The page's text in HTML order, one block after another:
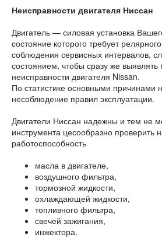
Неисправности двигателя Ниссан
Двигатель — силовая установка
состояние которого требует
соблюдения сервисных интервалов,
состоянием, чтобы сразу же
неисправности двигателя Nissan.
По статистике основными причинами
несоблюдение правил эксплуатации.
Двигатели Ниссан надежны и тем не
инструмента цесообразно проверить
работоспособность
масла в двигателе,
воздушного фильтра,
тормозной жидкости,
охлаждающей жидкости,
топливного фильтра,
свечей зажигания,
инжектора.